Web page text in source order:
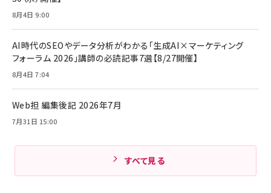
Amazonランキングをもっと見る
Anker PowerLine III Flow USB-C & USB-C
ケーブル Anker絡まないケーブル 240W 結束バン
ド付き USB PD対応 シリコン素材採用 iPhone
17 / 16 / 15 / Galaxy iPad Pro MacBook
Amazonランキングをもっと見る
キャンペーン】
￥4,857
8月4日 9:00
AI時代のSEOやデータ分析がわかる「生成AI×マーケティング
フォーラム 2026」講師の必読記事7選【8/27開催】
8月4日 7:04
Web担 編集後記 2026年7月
7月31日 15:00
すべて見る